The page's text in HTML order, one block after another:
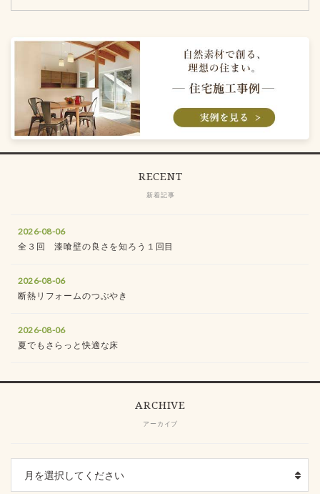
RECENT
新着記事
2026-08-06
全３回 漆喰壁の良さを知ろう１回目
2026-08-06
断熱リフォームのつぶやき
2026-08-06
夏でもさらっと快適な床
ARCHIVE
アーカイブ